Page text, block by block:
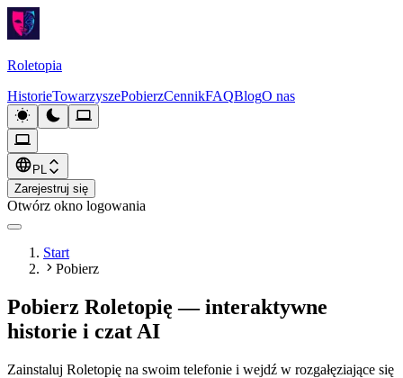
Roletopia
HistorieTowarzyszePobierzCennikFAQBlogO nas
PL
Zarejestruj się
Otwórz okno logowania
Start
Pobierz
Pobierz Roletopię — interaktywne
historie i czat AI
Zainstaluj Roletopię na swoim telefonie i wejdź w rozgałęziające się